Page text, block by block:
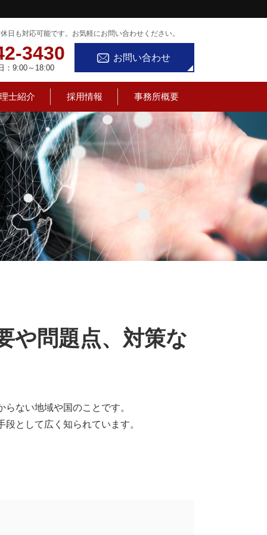
日も対応可能です。お気軽にお問い合わせください。
3430
：9:00～18:00
お問い合わせ
士紹介 採用情報 事務所概要
や問題点、対策な
ない地域や国のことです。
として広く知られています。